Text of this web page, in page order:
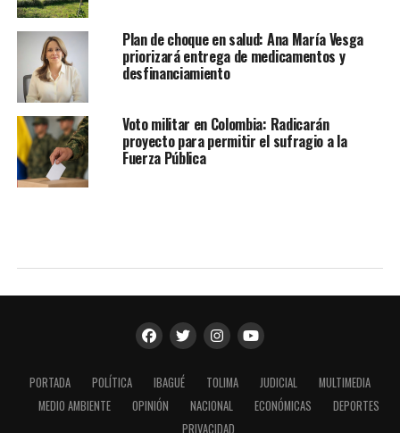
Plan de choque en salud: Ana María Vesga
priorizará entrega de medicamentos y
desfinanciamiento
Voto militar en Colombia: Radicarán
proyecto para permitir el sufragio a la
Fuerza Pública
PORTADA POLÍTICA IBAGUÉ TOLIMA JUDICIAL
MULTIMEDIA
MEDIO AMBIENTE
OPINIÓN NACIONAL ECONÓMICAS
DEPORTES
PRIVACIDAD